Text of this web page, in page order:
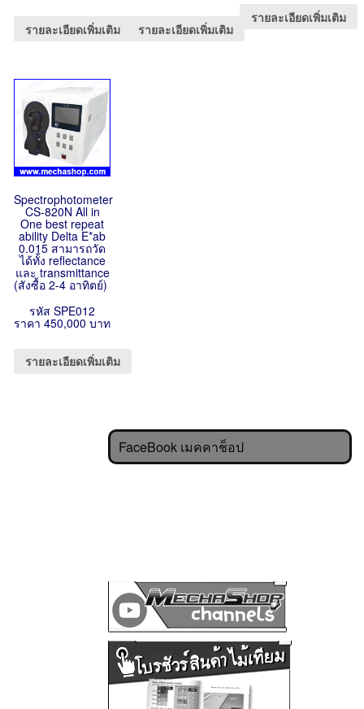
รายละเอียดเพิ่มเติม รายละเอียดเพิ่มเติม
รายละเอียดเพิ่มเติม
Spectrophotometer
CS-820N All in
One best repeat
ability Delta E*ab
0.015 สามารถวัด
ได้ทั้ง reflectance
และ transmittance
(สังซื้อ 2-4 อาทิตย์)
รหัส SPE012
ราคา 450,000 บาท
รายละเอียดเพิ่มเติม
FaceBook เมคคาช็อป